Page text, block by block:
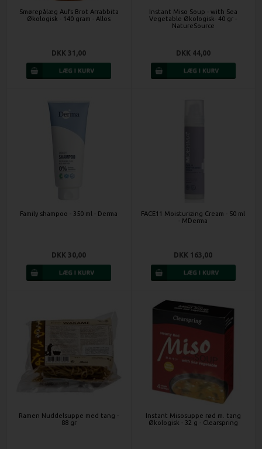
Smørepålæg Aufs Brot Arrabbita
Økologisk - 140 gram - Allos
DKK 31,00
Instant Miso Soup - with Sea
Vegetable Økologisk- 40 gr -
NatureSource
DKK 44,00
Family shampoo - 350 ml - Derma
DKK 30,00
FACE11 Moisturizing Cream - 50 ml
- MDerma
DKK 163,00
Ramen Nuddelsuppe med tang -
88 gr
Instant Misosuppe rød m. tang
Økologisk - 32 g - Clearspring